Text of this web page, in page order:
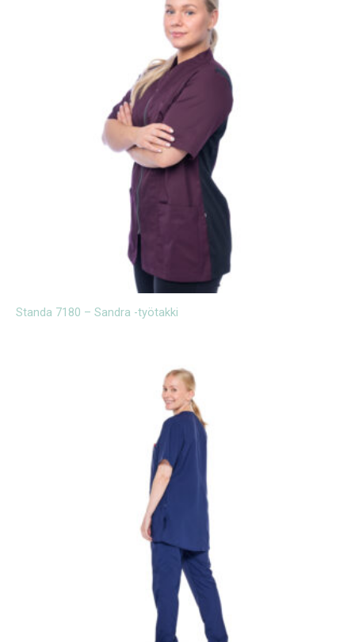
Standa 7180 – Sandra -työtakki